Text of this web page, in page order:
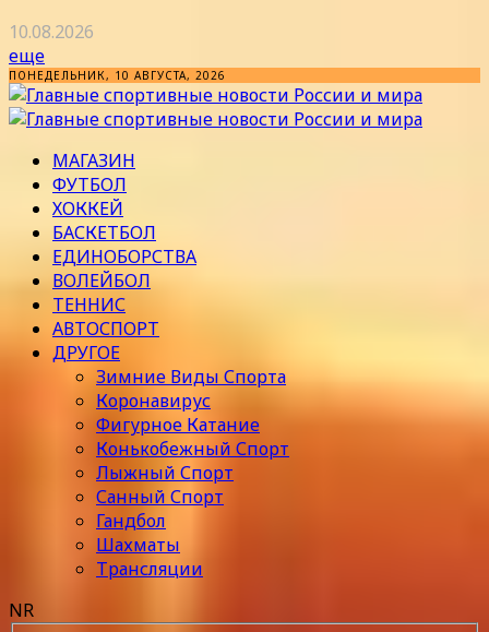
10.08.2026
еще
ПОНЕДЕЛЬНИК, 10 АВГУСТА, 2026
МАГАЗИН
ФУТБОЛ
ХОККЕЙ
БАСКЕТБОЛ
ЕДИНОБОРСТВА
ВОЛЕЙБОЛ
ТЕННИС
АВТОСПОРТ
ДРУГОЕ
Зимние Виды Спорта
Коронавирус
Фигурное Катание
Конькобежный Спорт
Лыжный Спорт
Санный Спорт
Гандбол
Шахматы
Трансляции
NR